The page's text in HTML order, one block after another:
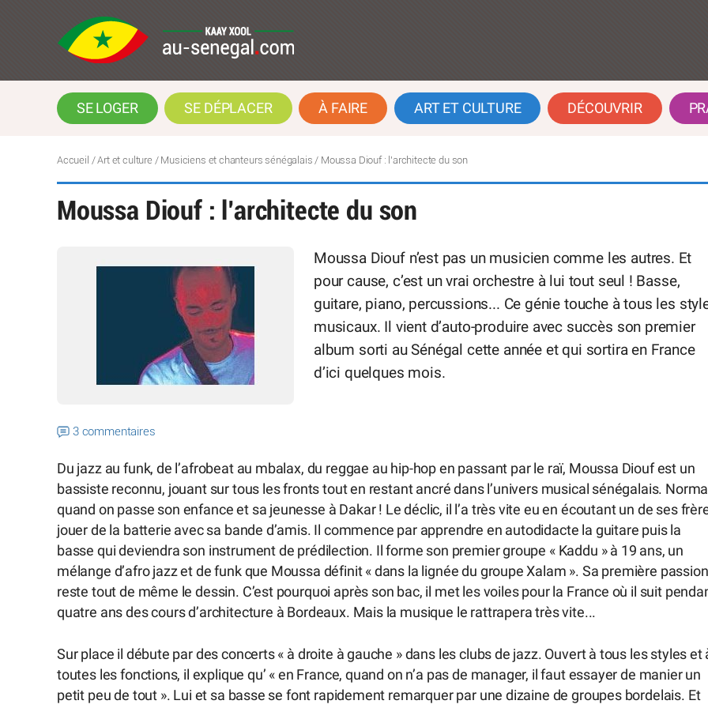
SE LOGER SE DÉPLACER À FAIRE ART ET CULTURE DÉCOUVRIR
Accueil /Art et culture / Musiciens et chanteurs sénégalais / Moussa Diouf : l’architecte du son
Moussa Diouf : l’architecte du son
Moussa Diouf n’est pas un musicien comme les autres. Et
pour cause, c’est un vrai orchestre à lui tout seul ! Basse,
guitare, piano, percussions... Ce génie touche à tous les
musicaux. Il vient d’auto-produire avec succès son premier
album sorti au Sénégal cette année et qui sortira en France
d’ici quelques mois.
3 commentaires
Du jazz au funk, de l’afrobeat au mbalax, du reggae au hip-hop en passant par le raï, Moussa Diouf est un
bassiste reconnu, jouant sur tous les fronts tout en restant ancré dans l’univers musical sénégalais.
quand on passe son enfance et sa jeunesse à Dakar ! Le déclic, il l’a très vite eu en écoutant un de ses
jouer de la batterie avec sa bande d’amis. Il commence par apprendre en autodidacte la guitare puis la
basse qui deviendra son instrument de prédilection. Il forme son premier groupe « Kaddu » à 19 ans, un
mélange d’afro jazz et de funk que Moussa définit « dans la lignée du groupe Xalam ». Sa première passion
reste tout de même le dessin. C’est pourquoi après son bac, il met les voiles pour la France où il suit
quatre ans des cours d’architecture à Bordeaux. Mais la musique le rattrapera très vite...
Sur place il débute par des concerts « à droite à gauche » dans les clubs de jazz. Ouvert à tous les styles et
toutes les fonctions, il explique qu’ « en France, quand on n’a pas de manager, il faut essayer de manier un
petit peu de tout ». Lui et sa basse se font rapidement remarquer par une dizaine de groupes bordelais. Et